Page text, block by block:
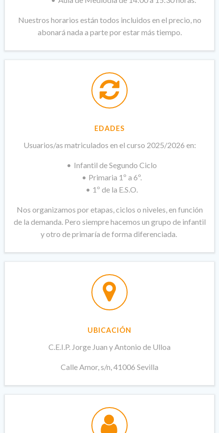
Nuestros horarios están todos incluidos en el precio, no
abonará nada a parte por estar más tiempo.
EDADES
Usuarios/as matriculados en el curso 2025/2026 en:
Infantil de Segundo Ciclo
Primaria 1º a 6º.
1º de la E.S.O.
Nos organizamos por etapas, ciclos o niveles, en función
de la demanda. Pero siempre hacemos un grupo de infantil
y otro de primaría de forma diferenciada.
UBICACIÓN
C.E.I.P. Jorge Juan y Antonio de Ulloa
Calle Amor, s/n, 41006 Sevilla